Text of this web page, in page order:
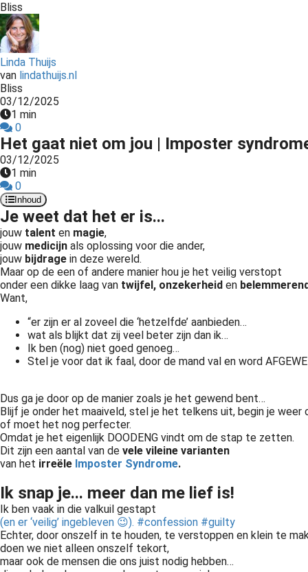
Bliss
Linda Thuijs
van lindathuijs.nl
Bliss
03/12/2025
1 min
0
Het gaat niet om jou | Imposter
03/12/2025
1 min
0
Inhoud
Je weet dat het er is...
jouw talent en magie,
jouw medicijn als oplossing voor die ander,
jouw bijdrage in deze wereld.
Maar op de een of andere manier hou je het veilig verstopt
onder een dikke laag van twijfel, onzekerheid en
Want,
“er zijn er al zoveel die ‘hetzelfde’ aanbieden…
wat als blijkt dat zij veel beter zijn dan ik…
Ik ben (nog) niet goed genoeg…
Stel je voor dat ik faal, door de mand val en word
Dus ga je door op de manier zoals je het gewend bent…
Blijf je onder het maaiveld, stel je het telkens uit, begin je weer
of moet het nog perfecter.
Omdat je het eigenlijk DOODENG vindt om de stap te zetten.
Dit zijn een aantal van de vele vileine varianten
van het irreële Imposter Syndrome.
Ik snap je... meer dan me lief is!
Ik ben vaak in die valkuil gestapt
(en er ‘veilig’ ingebleven 😉). #confession #guilty
Echter, door onszelf in te houden, te verstoppen en klein te
doen we niet alleen onszelf tekort,
maar ook de mensen die ons juist nodig hebben…